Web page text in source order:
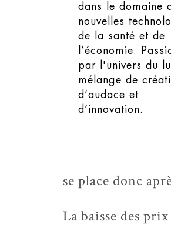
dans le domaine
nouvelles
de la santé et de
l’économie.
par l'univers du
mélange de
d’audace et
d’innovation.
se place donc
La baisse des